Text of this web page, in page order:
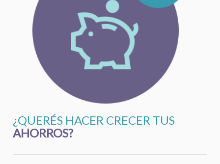
¿QUERÉS HACER CRECER TUS
AHORROS?